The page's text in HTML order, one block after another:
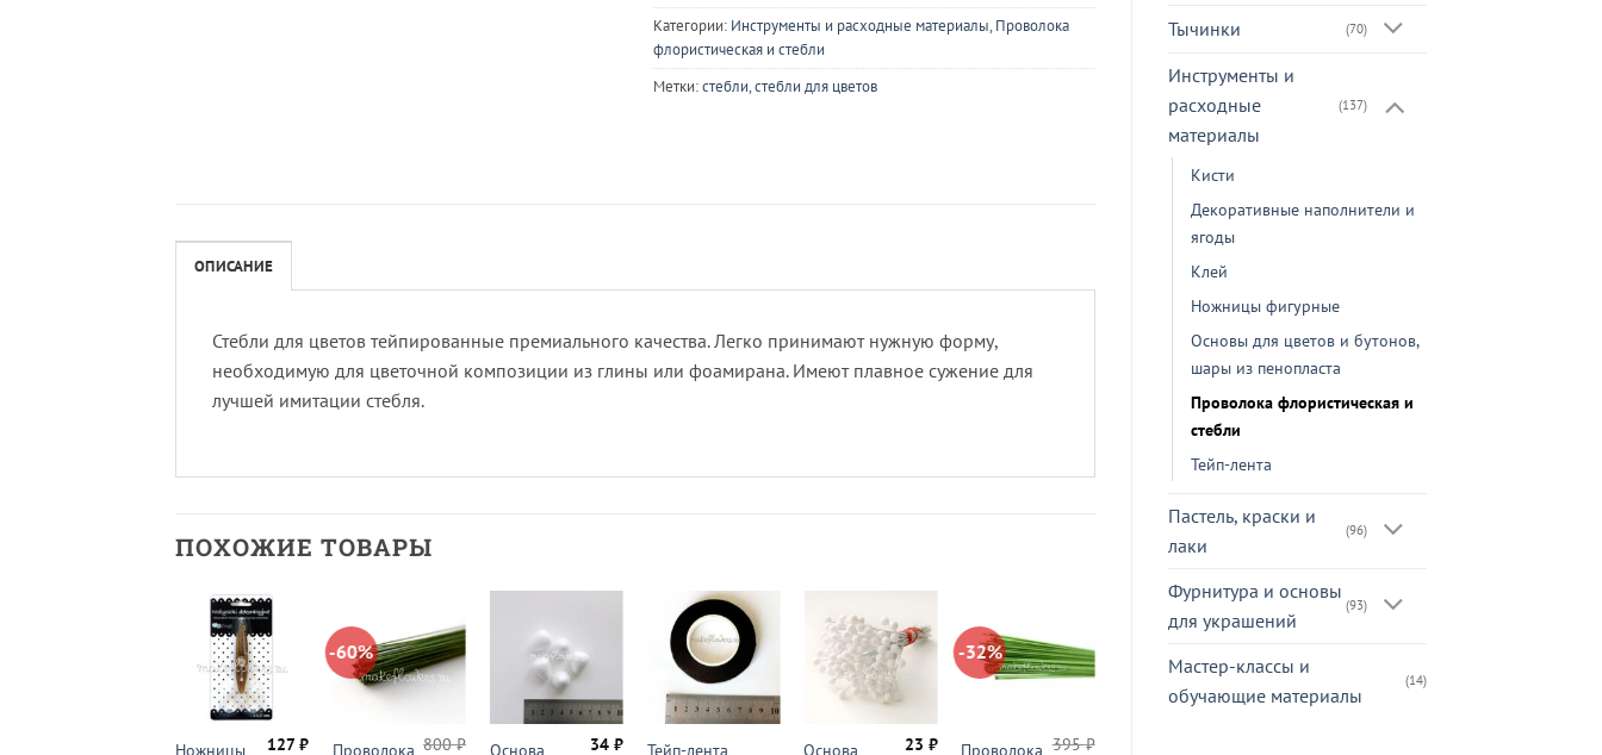
Тычинки (70)
Инструменты и
расходные
материалы
(137)
Кисти
Декоративные наполнители и
ягоды
Клей
Ножницы фигурные
Основы для цветов и бутонов,
шары из пенопласта
Проволока флористическая и
стебли
Тейп-лента
Пастель, краски и
лаки
(96)
Фурнитура и основы
для украшений
(93)
Мастер-классы и
обучающие материалы
(14)
Категории: Инструменты и расходные материалы, Проволока
флористическая и стебли
Метки:стебли,стебли для цветов
ОПИСАНИЕ
Стебли для цветов тейпированные премиального качества. Легко принимают нужную форму,
необходимую для цветочной композиции из глины или фоамирана. Имеют плавное сужение для
лучшей имитации стебля.
ПОХОЖИЕ ТОВАРЫ
Ножницы
127₽
-60%
Проволока 800₽
Основа
34 ₽
Тейп-лента
Основа
23 ₽
-32%
Проволока 395₽